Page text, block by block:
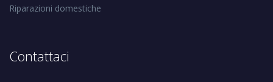
Riparazioni domestiche
Contattaci